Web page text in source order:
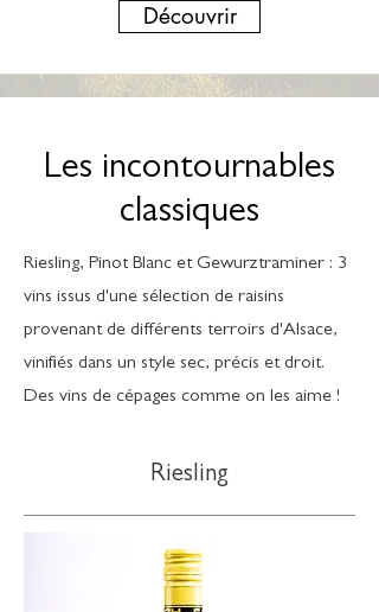
Découvrir
Les incontournables
classiques
Riesling, Pinot Blanc et Gewurztraminer : 3
vins issus d'une sélection de raisins
provenant de différents terroirs d'Alsace,
vinifiés dans un style sec, précis et droit.
Des vins de cépages comme on les aime !
Riesling